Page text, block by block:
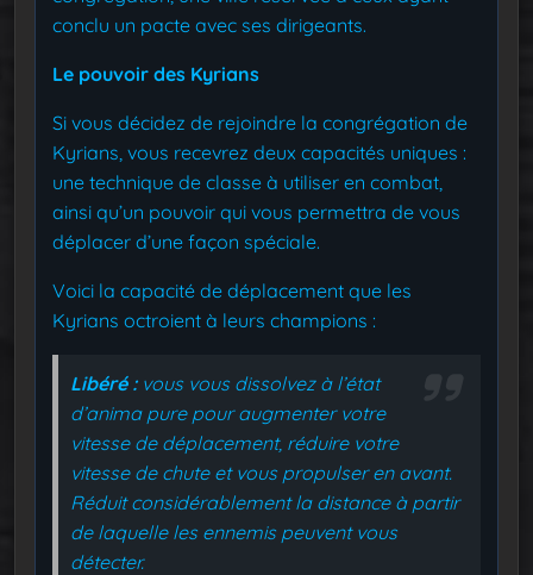
conclu un pacte avec ses dirigeants.
Le pouvoir des Kyrians
Si vous décidez de rejoindre la congrégation de
Kyrians, vous recevrez deux capacités uniques :
une technique de classe à utiliser en combat,
ainsi qu’un pouvoir qui vous permettra de vous
déplacer d’une façon spéciale.
Voici la capacité de déplacement que les
Kyrians octroient à leurs champions :
Libéré :vous vous dissolvez à l’état
d’anima pure pour augmenter votre
vitesse de déplacement, réduire votre
vitesse de chute et vous propulser en avant.
Réduit considérablement la distance à partir
de laquelle les ennemis peuvent vous
détecter.